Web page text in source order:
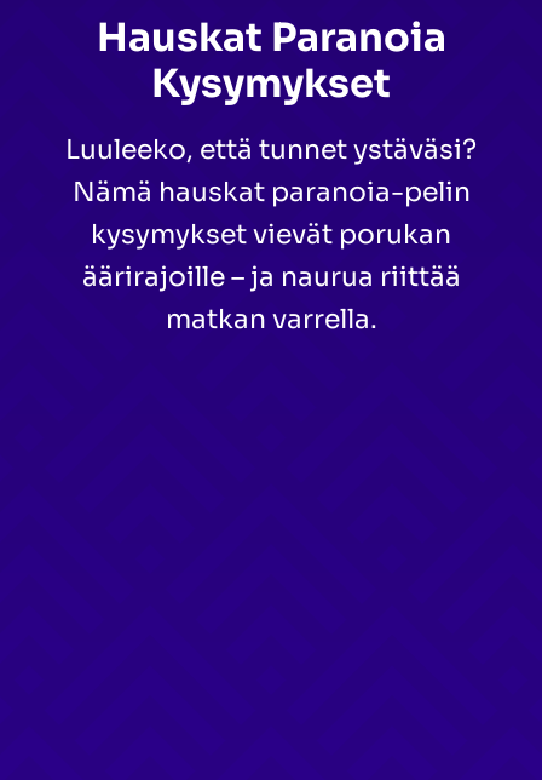
Hauskat Paranoia
Kysymykset
Luuleeko, että tunnet ystäväsi?
Nämä hauskat paranoia-pelin
kysymykset vievät porukan
äärirajoille – ja naurua riittää
matkan varrella.